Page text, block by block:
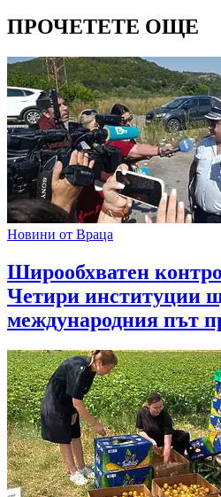
ПРОЧЕТЕТЕ ОЩЕ
Новини от Враца
Широобхватен
Четири институции
международния път